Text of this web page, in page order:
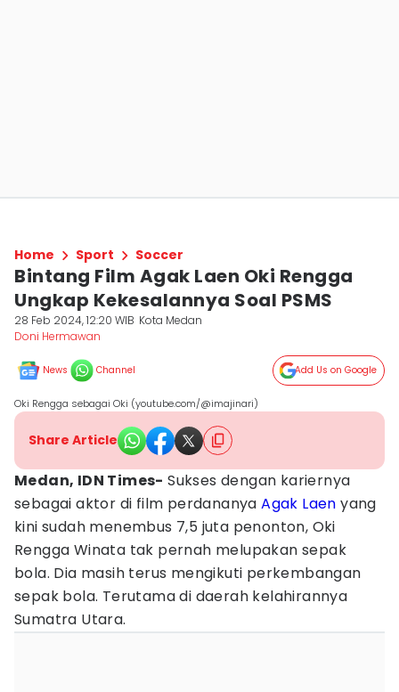
Home Sport Soccer
Bintang Film Agak Laen Oki Rengga
Ungkap Kekesalannya Soal PSMS
28 Feb 2024, 12:20 WIB Kota Medan
Doni Hermawan
News Channel Add Us on Google
Oki Rengga sebagai Oki (youtube.com/@imajinari)
Share Article
Medan, IDN Times- Sukses dengan kariernya
sebagai aktor di film perdananyaAgak Laen yang
kini sudah menembus 7,5 juta penonton, Oki
Rengga Winata tak pernah melupakan sepak
bola. Dia masih terus mengikuti perkembangan
sepak bola. Terutama di daerah kelahirannya
Sumatra Utara.